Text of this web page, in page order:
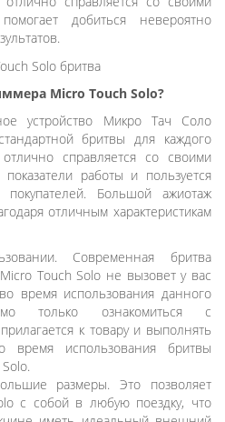
добиться невероятно
Micro Touch Solo?
устройство Микро Тач Соло
бритвы для каждого
справляется со своими
работы и пользуется
Большой ажиотаж
отличным характеристикам
Современная бритва
Touch Solo не вызовет у вас
время использования данного
только ознакомиться с
к товару и выполнять
время использования бритвы
размеры. Это позволяет
с собой в любую поездку, что